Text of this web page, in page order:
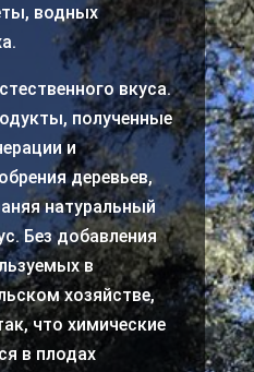
водных
вкуса.
полученные
и
деревьев,
натуральный
Без добавления
в
хозяйстве,
что химические
в плодах